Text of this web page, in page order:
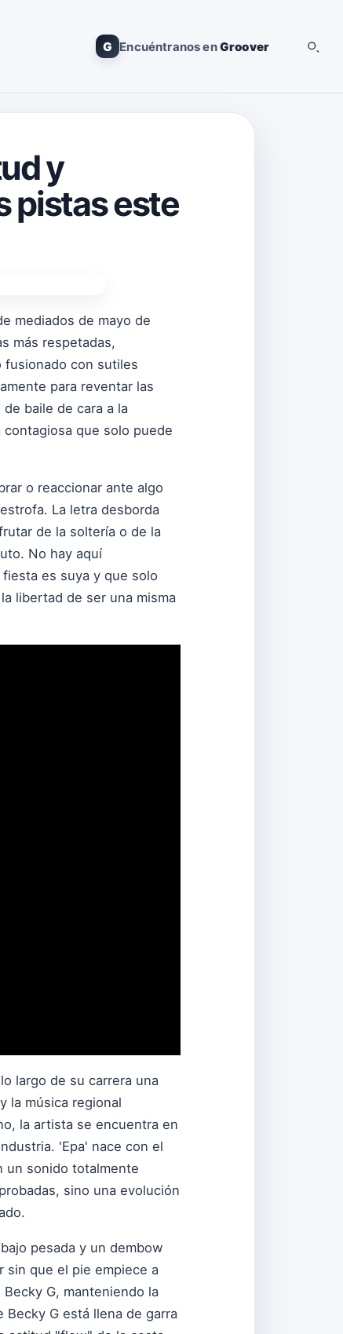
G Encuéntranos enGroover
y
pistas este
mediados de mayo de
más respetadas,
fusionado con sutiles
para reventar las
baile de cara a la
que solo puede
o reaccionar ante algo
La letra desborda
de la soltería o de la
No hay aquí
es suya y que solo
libertad de ser una misma
largo de su carrera una
la música regional
la artista se encuentra en
'Epa' nace con el
un sonido totalmente
sino una evolución
pesada y un dembow
sin que el pie empiece a
G, manteniendo la
G está llena de garra